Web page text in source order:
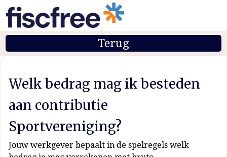
Terug
Welk bedrag mag ik besteden
aan contributie
Sportvereniging?
Jouw werkgever bepaalt in de spelregels welk